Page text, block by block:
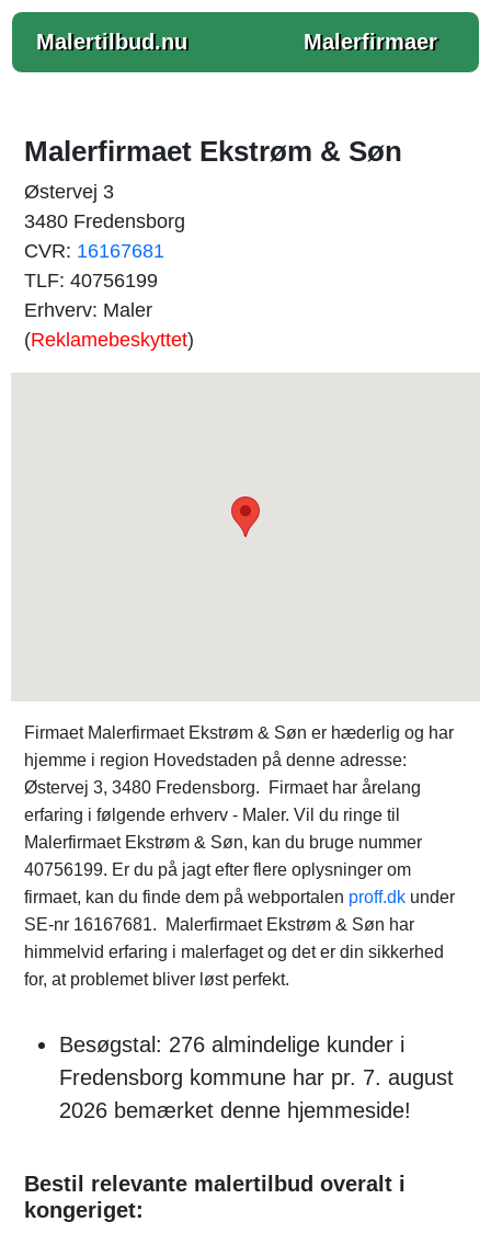
Malertilbud.nu Malerfirmaer
Malerfirmaet Ekstrøm & Søn
Østervej 3
3480 Fredensborg
CVR: 16167681
TLF: 40756199
Erhverv: Maler
(Reklamebeskyttet)
Firmaet Malerfirmaet Ekstrøm & Søn er hæderlig og har
hjemme i region Hovedstaden på denne adresse:
Østervej 3, 3480 Fredensborg. Firmaet har årelang
erfaring i følgende erhverv - Maler. Vil du ringe til
Malerfirmaet Ekstrøm & Søn, kan du bruge nummer
40756199. Er du på jagt efter flere oplysninger om
firmaet, kan du finde dem på webportalen proff.dk under
SE-nr 16167681. Malerfirmaet Ekstrøm & Søn har
himmelvid erfaring i malerfaget og det er din sikkerhed
for, at problemet bliver løst perfekt.
Besøgstal: 276 almindelige kunder i
Fredensborg kommune har pr. 7. august
2026 bemærket denne hjemmeside!
Bestil relevante malertilbud overalt i
kongeriget: